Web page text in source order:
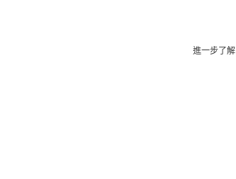
進一步了解